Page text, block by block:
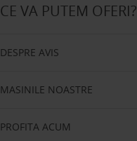
CE VA PUTEM OFERI?
DESPRE AVIS
MASINILE NOASTRE
PROFITA ACUM